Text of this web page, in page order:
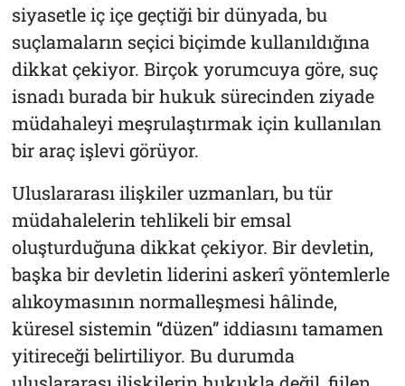
siyasetle iç içe geçtiği bir dünyada, bu
suçlamaların seçici biçimde kullanıldığına
dikkat çekiyor. Birçok yorumcuya göre, suç
isnadı burada bir hukuk sürecinden ziyade
müdahaleyi meşrulaştırmak için kullanılan
bir araç işlevi görüyor.
Uluslararası ilişkiler uzmanları, bu tür
müdahalelerin tehlikeli bir emsal
oluşturduğuna dikkat çekiyor. Bir devletin,
başka bir devletin liderini askerî yöntemlerle
alıkoymasının normalleşmesi hâlinde,
küresel sistemin “düzen” iddiasını tamamen
yitireceği belirtiliyor. Bu durumda